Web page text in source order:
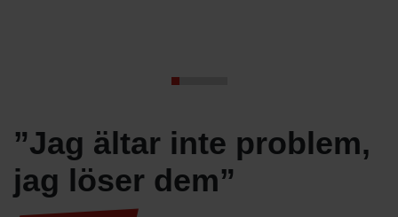
”Jag ältar inte problem,
jag löser dem”